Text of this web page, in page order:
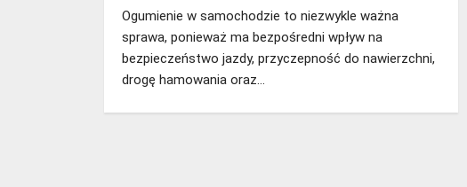
Ogumienie w samochodzie to niezwykle ważna
sprawa, ponieważ ma bezpośredni wpływ na
bezpieczeństwo jazdy, przyczepność do nawierzchni,
drogę hamowania oraz…